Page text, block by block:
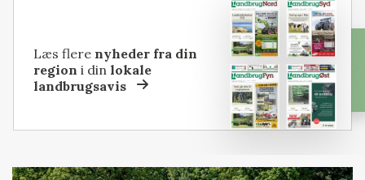
Læs flere nyheder fra din
region i dinlokale
landbrugsavis